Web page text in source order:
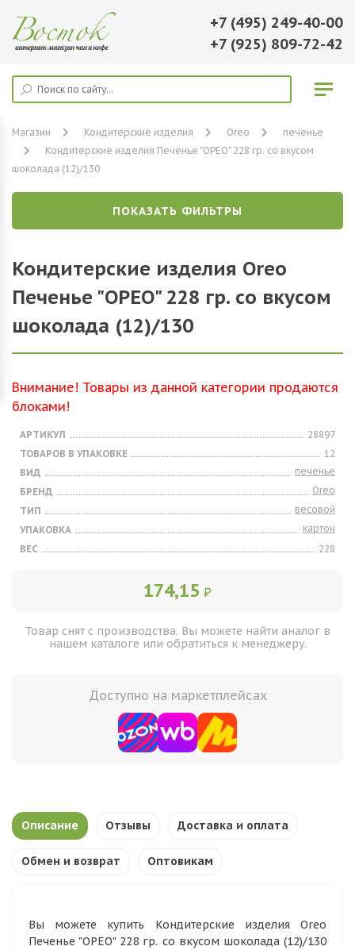
+7 (495) 249-40-00
+7 (925) 809-72-42
Магазин Кондитерские изделия Oreo
печенье
Кондитерские изделия Печенье "ОРЕО" 228 гр. со вкусом
шоколада (12)/130
ПОКАЗАТЬ ФИЛЬТРЫ
Кондитерские изделия Oreo
Печенье "ОРЕО" 228 гр. со вкусом
шоколада (12)/130
Внимание! Товары из данной категории продаются
блоками!
АРТИКУЛ
28897
ТОВАРОВ В УПАКОВКЕ
12
ВИД
печенье
БРЕНД
Oreo
ТИП
весовой
УПАКОВКА
картон
ВЕС
228
174,15 ₽
Товар снят с производства. Вы можете найти аналог в
нашем каталоге или обратиться к менеджеру.
Доступно на маркетплейсах
Описание Отзывы Доставка и оплата
Обмен и возврат Оптовикам
Вы можете купить Кондитерские изделия Oreo
Печенье "ОРЕО" 228 гр. со вкусом шоколада (12)/130